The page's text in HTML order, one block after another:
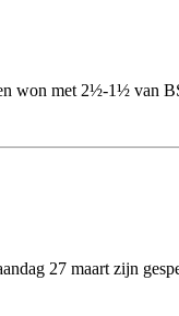
won met 2½-1½ van
27 maart zijn